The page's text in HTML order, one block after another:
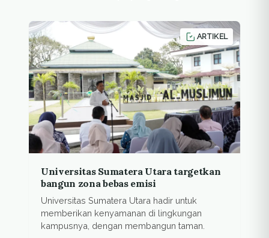
ARTIKEL
Universitas Sumatera Utara targetkan
bangun zona bebas emisi
Universitas Sumatera Utara hadir untuk
memberikan kenyamanan di lingkungan
kampusnya, dengan membangun taman.